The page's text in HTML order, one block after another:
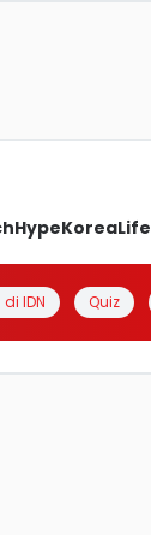
HypeKoreaLife
IDN Quiz